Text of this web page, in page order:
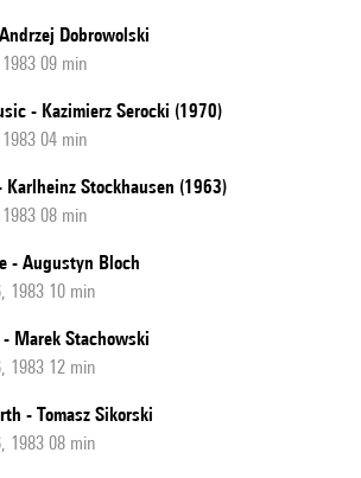
Dobrowolski
09 min
- Kazimierz Serocki (1970)
04 min
Stockhausen (1963)
08 min
- Augustyn Bloch
1983 10 min
Marek Stachowski
1983 12 min
- Tomasz Sikorski
1983 08 min